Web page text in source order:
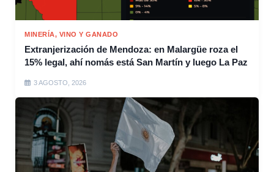
MINERÍA, VINO Y GANADO
Extranjerización de Mendoza: en Malargüe roza el
15% legal, ahí nomás está San Martín y luego La Paz
3 AGOSTO, 2026